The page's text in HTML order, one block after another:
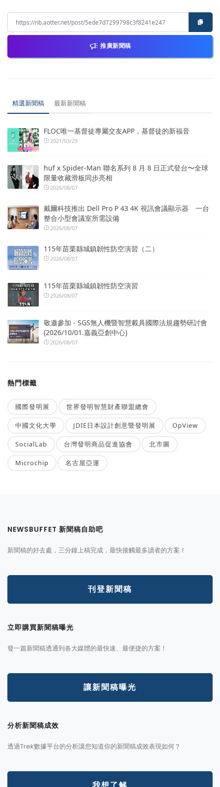
推廣新聞稿
精選新聞稿 最新新聞稿
FLOC唯一基督徒專屬交友APP，基督徒的新福音
2021/03/29
huf x Spider-Man 聯名系列 8 月 8 日正式登台〜全球
限量收藏滑板同步亮相
2026/08/07
戴爾科技推出 Dell Pro P 43 4K 視訊會議顯示器 一台
整合小型會議室所需設備
2026/08/07
115年苗栗縣城鎮韌性防空演習（二）
2026/08/07
115年苗栗縣城鎮韌性防空演習
2026/08/07
敬邀參加 - SGS無人機暨智慧載具國際法規趨勢研討會
(2026/10/01.嘉義亞創中心)
2026/08/07
熱門標籤
國際發明展 世界發明智慧財產聯盟總會
中國文化大學 JDIE日本設計創意暨發明展 OpView
SocialLab 台灣發明商品促進協會 北市圖
Microchip 名古屋亞運
NEWSBUFFET 新聞稿自助吧
新聞稿的好去處，三分鐘上稿完成，最快接觸最多讀者的方案！
刊登新聞稿
立即購買新聞稿曝光
發一篇新聞稿透通到各大媒體的最快速、最便捷的方案！
讓新聞稿曝光
分析新聞稿成效
透過Trek數據平台的分析讓您知道你的新聞稿成效表現如何？